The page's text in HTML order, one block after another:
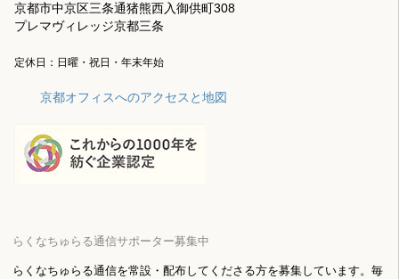
京都市中京区三条通猪熊西入御供町308
プレマヴィレッジ京都三条
定休日：日曜・祝日・年末年始
京都オフィスへのアクセスと地図
らくなちゅらる通信サポーター募集中
らくなちゅらる通信を常設・配布してくださる方を募集しています。毎